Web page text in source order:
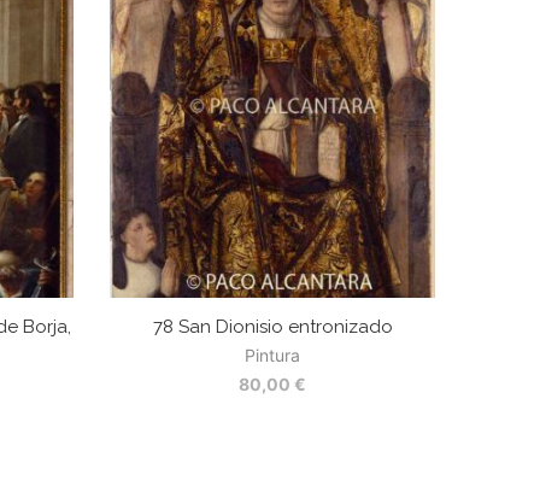
Borja, 78 San Dionisio entronizado
Pintura
80,00 €